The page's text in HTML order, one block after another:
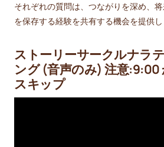
それぞれの質問は、つながりを深め、
を保存する経験を共有する機会を提供し
ストーリーサークルナラ
ング (音声のみ) 注意:9:00
スキップ